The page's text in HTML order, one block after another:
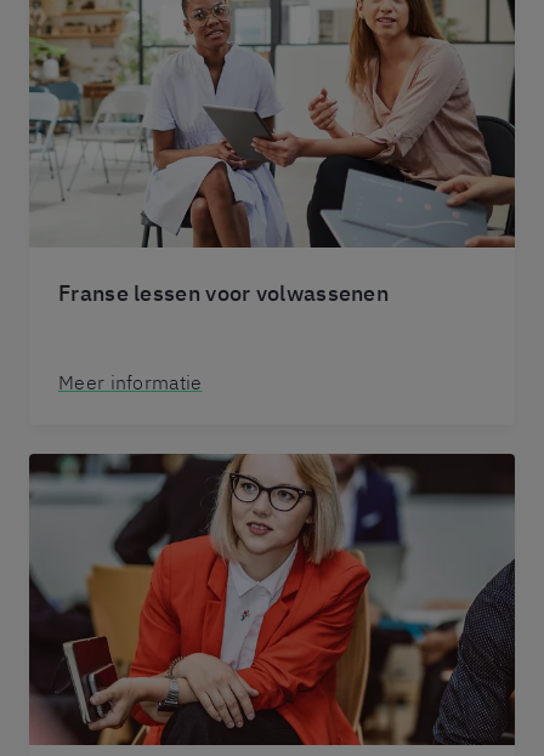
Franse lessen voor volwassenen
Meer informatie